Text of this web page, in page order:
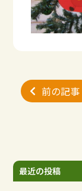
投
稿
ー
シ
前の記事
最近の投稿